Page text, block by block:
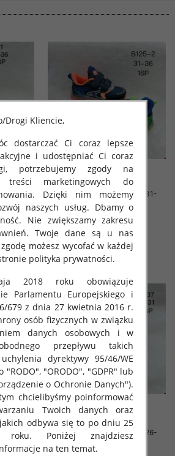
30-
Sportowe Chłopięca Roz 31-
36/16 par
36.00 zł
szczegóły
26-
Sportowe Chłopięca Roz 26-
31/16 par
Drogi Kliencie,
dostarczać Ci coraz lepsze
i udostępniać Ci coraz
potrzebujemy zgody na
treści marketingowych do
Dzięki nim możemy
naszych usług. Dbamy o
Nie zwiększamy zakresu
Twoje dane są u nas
możesz wycofać w każdej
polityka prywatności.
2018 roku obowiązuje
Parlamentu Europejskiego i
679 z dnia 27 kwietnia 2016 r.
osób fizycznych w związku
danych osobowych i w
przepływu takich
dyrektywy 95/46/WE
"RODO", "ORODO", "GDPR" lub
o Ochronie Danych").
chcielibyśmy poinformować
Twoich danych oraz
odbywa się to po dniu 25
Poniżej znajdziesz
na ten temat.